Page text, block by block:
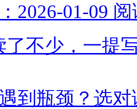
2026-01-09 阅
了不少，一提
到瓶颈？选